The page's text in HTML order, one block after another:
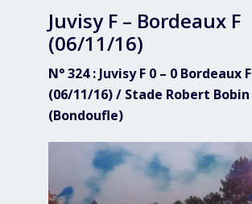
Juvisy F – Bordeaux F
(06/11/16)
N° 324 : Juvisy F 0 – 0 Bordeaux F
(06/11/16) / Stade Robert Bobin
(Bondoufle)